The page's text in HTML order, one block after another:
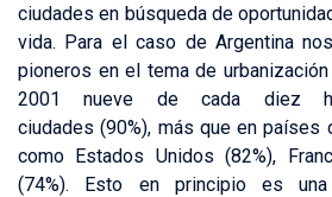
ciudades en búsqueda de
vida. Para el caso de Argentina
pioneros en el tema de
2001 nueve de cada diez
ciudades (90%), más que en países
como Estados Unidos (82%),
(74%). Esto en principio es